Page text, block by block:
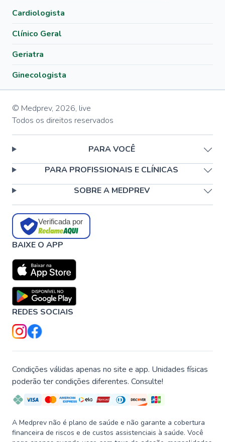
Cardiologista
Clínico Geral
Geriatra
Ginecologista
© Medprev, 2026, live
Todos os direitos reservados
PARA VOCÊ
PARA PROFISSIONAIS E CLÍNICAS
SOBRE A MEDPREV
Verificada por
BAIXE O APP
REDES SOCIAIS
Condições válidas apenas no site e app. Unidades físicas
poderão ter condições diferentes. Consulte!
A Medprev não é plano de saúde e não garante a cobertura
financeira de riscos e de custos assistenciais à saúde. Você